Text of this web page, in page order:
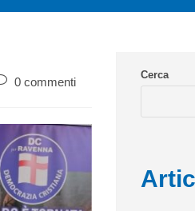
0 commenti
Cerca